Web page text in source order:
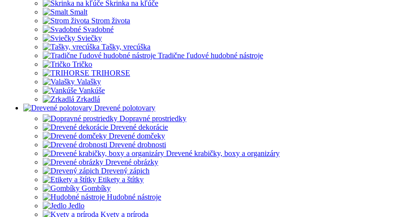
Skrinka na kľúče
Smalt
Strom života
Svadobné
Sviečky
Tašky, vrecúška
Tradične ľudové hudobné nástroje
Tričko
TRIHORSE
Valašky
Vankúše
Zrkadlá
Drevené polotovary
Dopravné prostriedky
Drevené dekorácie
Drevené domčeky
Drevené drobnosti
Drevené krabičky, boxy a organizáry
Drevené obrázky
Drevený zápich
Etikety a štítky
Gombíky
Hudobné nástroje
Jedlo
Kvety a príroda